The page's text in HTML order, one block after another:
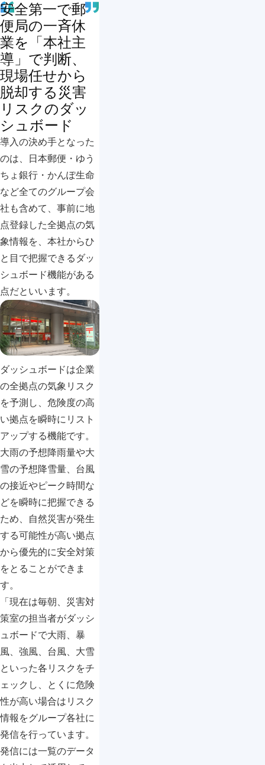
安全第一で郵
便局の一斉休
業を「本社主
導」で判断、
現場任せから
脱却する災害
リスクのダッ
シュボード
導入の決め手となった
のは、日本郵便・ゆう
ちょ銀行・かんぽ生命
など全てのグループ会
社も含めて、事前に地
点登録した全拠点の気
象情報を、本社からひ
と目で把握できるダッ
シュボード機能がある
点だといいます。
ダッシュボードは企業
の全拠点の気象リスク
を予測し、危険度の高
い拠点を瞬時にリスト
アップする機能です。
大雨の予想降雨量や大
雪の予想降雪量、台風
の接近やピーク時間な
どを瞬時に把握できる
ため、自然災害が発生
する可能性が高い拠点
から優先的に安全対策
をとることができま
す。
「現在は毎朝、災害対
策室の担当者がダッシ
ュボードで大雨、暴
風、強風、台風、大雪
といった各リスクをチ
ェックし、とくに危険
性が高い場合はリスク
情報をグループ各社に
発信を行っています。
発信には一覧のデータ